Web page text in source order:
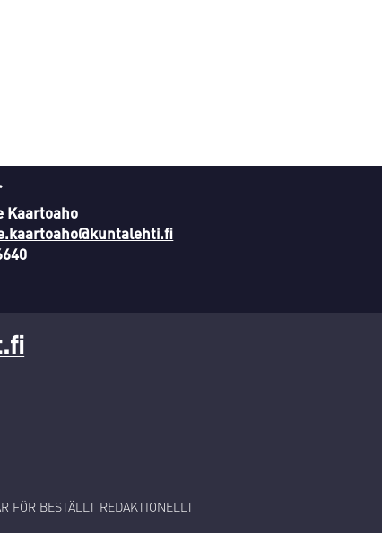
Kaartoaho
FÖR BESTÄLLT REDAKTIONELLT